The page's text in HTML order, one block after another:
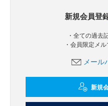
新規会員登
・全ての過去
・会員限定メ
メール
新規